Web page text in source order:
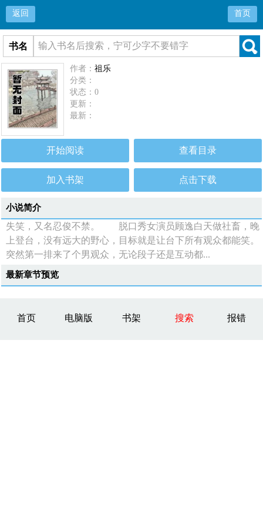
返回 首页
书名
作者：祖乐
分类：
状态：0
更新：
最新：
开始阅读 查看目录
加入书架 点击下载
小说简介
失笑，又名忍俊不禁。 脱口秀女演员顾逸白天做社畜，晚
上登台，没有远大的野心，目标就是让台下所有观众都能笑。
突然第一排来了个男观众，无论段子还是互动都...
最新章节预览
首页 电脑版 书架 搜索 报错